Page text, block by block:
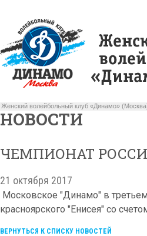
Женский волейбольный клуб «Динамо»
НОВОСТИ
ЧЕМПИОНАТ
21 октября 2017
Московское "Динамо" в
красноярского "Енисея" со
ВЕРНУТЬСЯ К СПИСКУ НОВОСТЕЙ